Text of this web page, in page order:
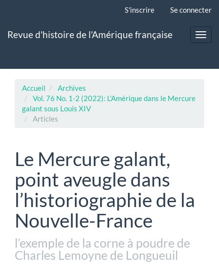
principal
S'inscrire Se connecter
Revue d'histoire de l'Amérique française
Accueil
Archives
Vol. 76 No. 1-2 (2022): L'Amérique dans le Mercure
galant sous Louis XIV
Articles
Le Mercure galant,
point aveugle dans
l’historiographie de la
Nouvelle-France
l’exemple de la corne à poudre de
Charles Lemoyne de Longueuil